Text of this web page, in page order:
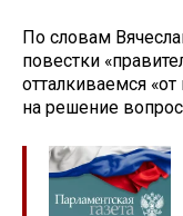
По словам
повестки
отталкиваемся
на решение